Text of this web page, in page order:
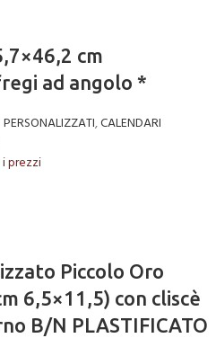
cm
ad angolo *
,CALENDARI
prezzi
Piccolo Oro
6,5×11,5) con cliscè
B/N PLASTIFICATO